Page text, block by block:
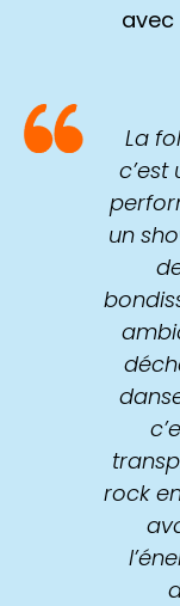
avec
La
un
rock